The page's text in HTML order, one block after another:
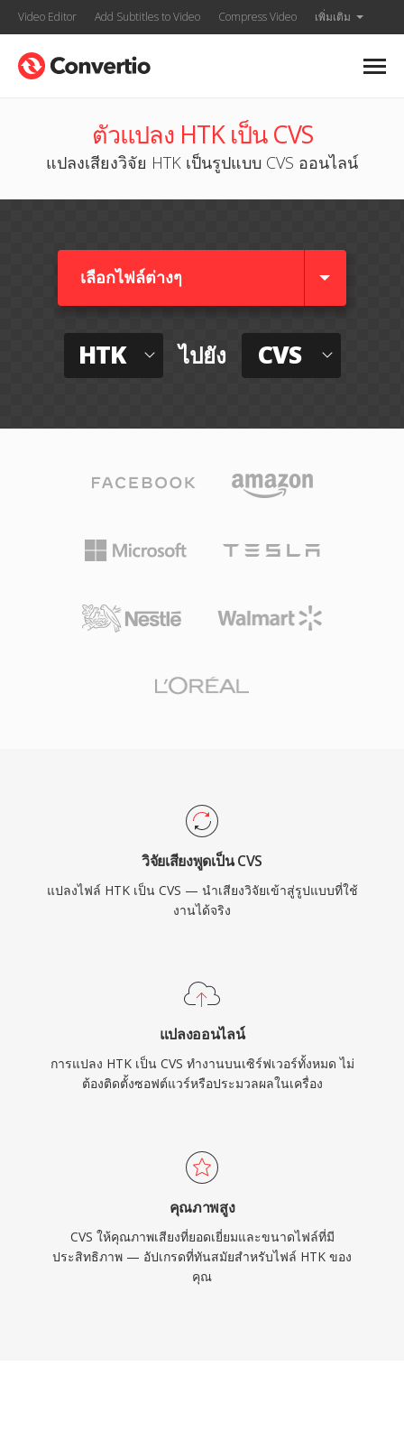
Video Editor Add Subtitles to Video Compress Video เพิ่มเติม
ตัวแปลง HTK เป็น CVS
แปลงเสียงวิจัย HTK เป็นรูปแบบ CVS ออนไลน์
เลือกไฟล์ต่างๆ​
HTK ไปยัง CVS
วิจัยเสียงพูดเป็น CVS
แปลงไฟล์ HTK เป็น CVS — นำเสียงวิจัยเข้าสู่รูปแบบที่ใช้
งานได้จริง
แปลงออนไลน์
การแปลง HTK เป็น CVS ทำงานบนเซิร์ฟเวอร์ทั้งหมด ไม่
ต้องติดตั้งซอฟต์แวร์หรือประมวลผลในเครื่อง
คุณภาพสูง
CVS ให้คุณภาพเสียงที่ยอดเยี่ยมและขนาดไฟล์ที่มี
ประสิทธิภาพ — อัปเกรดที่ทันสมัยสำหรับไฟล์ HTK ของ
คุณ